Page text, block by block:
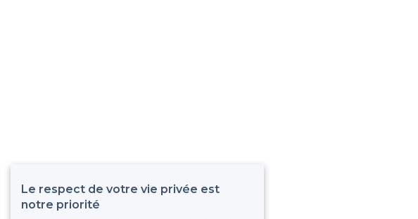
Le respect de votre vie privée est
notre priorité